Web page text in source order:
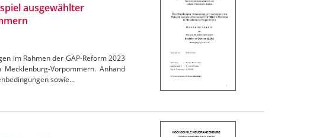
ausgewählter
im Rahmen der GAP-Reform 2023
Vorpommern. Anhand
sowie…